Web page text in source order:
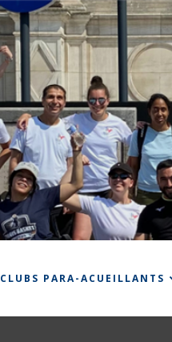
CLUBS PARA-ACUEILLANTS